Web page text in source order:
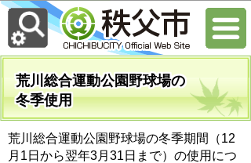
荒川総合運動公園野球場の
冬季使用
荒川総合運動公園野球場の冬季期間（12
月1日から翌年3月31日まで）の使用につ